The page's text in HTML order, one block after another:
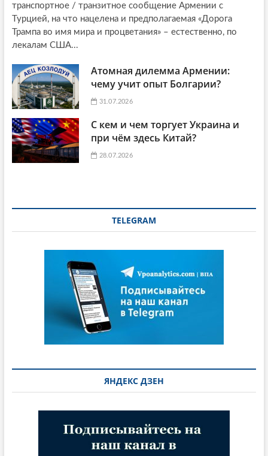
транспортное / транзитное сообщение Армении с
Турцией, на что нацелена и предполагаемая «Дорога
Трампа во имя мира и процветания» – естественно, по
лекалам США...
Атомная дилемма Армении:
чему учит опыт Болгарии?
31.07.2026
С кем и чем торгует Украина и
при чём здесь Китай?
28.07.2026
TELEGRAM
ЯНДЕКС ДЗЕН